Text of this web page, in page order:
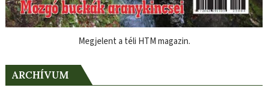
Megjelent a téli HTM magazin.
ARCHÍVUM